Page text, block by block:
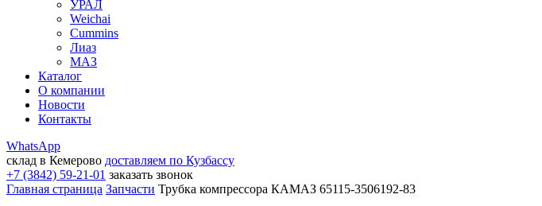
УРАЛ
Weichai
Cummins
Лиаз
МАЗ
Каталог
О компании
Новости
Контакты
WhatsApp
склад в Кемерово доставляем по Кузбассу
+7 (3842) 59-21-01 заказать звонок
Главная страница Запчасти Трубка компрессора КАМАЗ 65115-3506192-83